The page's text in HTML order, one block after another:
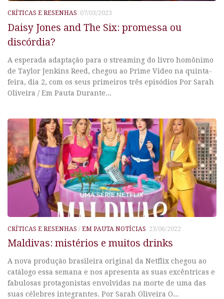
CRÍTICAS E RESENHAS 07/03/2023
Daisy Jones and The Six: promessa ou
discórdia?
A esperada adaptação para o streaming do livro homônimo
de Taylor Jenkins Reed, chegou ao Prime Video na quinta-
feira, dia 2, com os seus primeiros três episódios Por Sarah
Oliveira / Em Pauta Durante...
CRÍTICAS E RESENHAS / EM PAUTA NOTÍCIAS 23/06/2022
Maldivas: mistérios e muitos drinks
A nova produção brasileira original da Netflix chegou ao
catálogo essa semana e nos apresenta as suas excêntricas e
fabulosas protagonistas envolvidas na morte de uma das
suas célebres integrantes. Por Sarah Oliveira O...